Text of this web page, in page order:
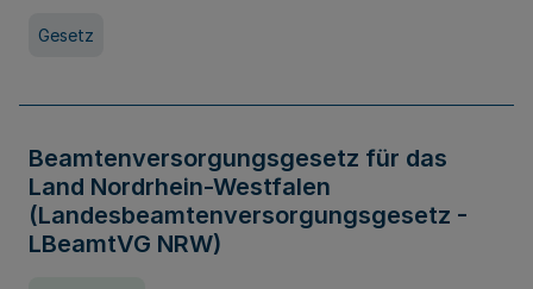
Gesetz
Beamtenversorgungsgesetz für das
Land Nordrhein-Westfalen
(Landesbeamtenversorgungsgesetz -
LBeamtVG NRW)